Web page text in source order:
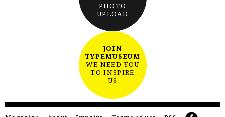
PHOTO
UPLOAD
JOIN
TYPEMUSEUM
WE NEED YOU
TO INSPIRE
US